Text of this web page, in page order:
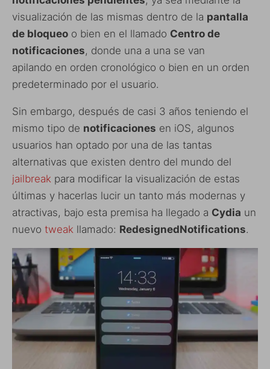
visualización de las mismas dentro de la pantalla
de bloqueo o bien en el llamado Centro de
notificaciones, donde una a una se van
apilando en orden cronológico o bien en un orden
predeterminado por el usuario.
Sin embargo, después de casi 3 años teniendo el
mismo tipo de notificaciones en iOS, algunos
usuarios han optado por una de las tantas
alternativas que existen dentro del mundo del
jailbreak para modificar la visualización de estas
últimas y hacerlas lucir un tanto más modernas y
atractivas, bajo esta premisa ha llegado a Cydia un
nuevo tweak llamado: RedesignedNotifications.